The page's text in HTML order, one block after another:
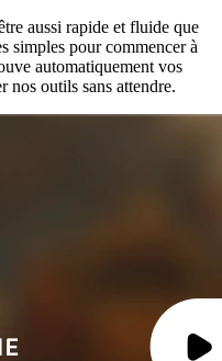
aussi rapide et fluide que
simples pour commencer à
automatiquement vos
nos outils sans attendre.